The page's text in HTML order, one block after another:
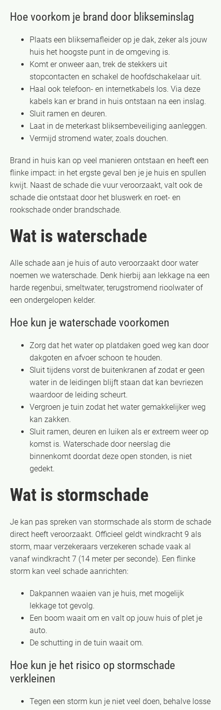
Hoe voorkom je brand door blikseminslag
Plaats een bliksemafleider op je dak, zeker als jouw
huis het hoogste punt in de omgeving is.
Komt er onweer aan, trek de stekkers uit
stopcontacten en schakel de hoofdschakelaar uit.
Haal ook telefoon- en internetkabels los. Via deze
kabels kan er brand in huis ontstaan na een inslag.
Sluit ramen en deuren.
Laat in de meterkast bliksembeveiliging aanleggen.
Vermijd stromend water, zoals douchen.
Brand in huis kan op veel manieren ontstaan en heeft een
flinke impact: in het ergste geval ben je je huis en spullen
kwijt. Naast de schade die vuur veroorzaakt, valt ook de
schade die ontstaat door het bluswerk en roet- en
rookschade onder brandschade.
Wat is waterschade
Alle schade aan je huis of auto veroorzaakt door water
noemen we waterschade. Denk hierbij aan lekkage na een
harde regenbui, smeltwater, terugstromend rioolwater of
een ondergelopen kelder.
Hoe kun je waterschade voorkomen
Zorg dat het water op platdaken goed weg kan door
dakgoten en afvoer schoon te houden.
Sluit tijdens vorst de buitenkranen af zodat er geen
water in de leidingen blijft staan dat kan bevriezen
waardoor de leiding scheurt.
Vergroen je tuin zodat het water gemakkelijker weg
kan zakken.
Sluit ramen, deuren en luiken als er extreem weer op
komst is. Waterschade door neerslag die
binnenkomt doordat deze open stonden, is niet
gedekt.
Wat is stormschade
Je kan pas spreken van stormschade als storm de schade
direct heeft veroorzaakt. Officieel geldt windkracht 9 als
storm, maar verzekeraars verzekeren schade vaak al
vanaf windkracht 7 (14 meter per seconde). Een flinke
storm kan veel schade aanrichten:
Dakpannen waaien van je huis, met mogelijk
lekkage tot gevolg.
Een boom waait om en valt op jouw huis of plet je
auto.
De schutting in de tuin waait om.
Hoe kun je het risico op stormschade
verkleinen
Tegen een storm kun je niet veel doen, behalve losse